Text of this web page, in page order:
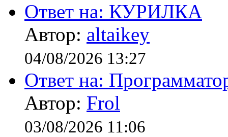
Ответ на: КУРИЛКА
Автор: altaikey
04/08/2026 13:27
Ответ на:
Автор: Frol
03/08/2026 11:06